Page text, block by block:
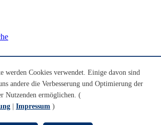
werden Cookies verwendet. Einige davon sind
andere die Verbesserung und Optimierung der
Nutzenden ermöglichen. (
Impressum )